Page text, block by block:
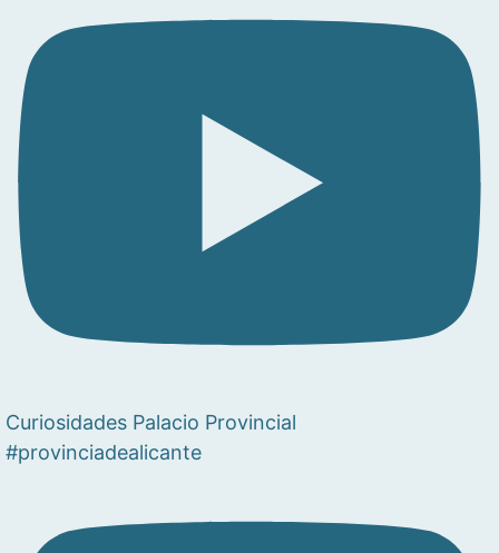
Curiosidades Palacio Provincial
#provinciadealicante